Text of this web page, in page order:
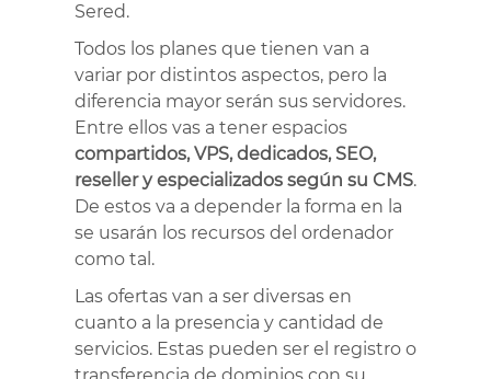
Sered.
Todos los planes que tienen van a
variar por distintos aspectos, pero la
diferencia mayor serán sus servidores.
Entre ellos vas a tener espacios
compartidos, VPS, dedicados, SEO,
reseller y especializados según su CMS.
De estos va a depender la forma en la
se usarán los recursos del ordenador
como tal.
Las ofertas van a ser diversas en
cuanto a la presencia y cantidad de
servicios. Estas pueden ser el registro o